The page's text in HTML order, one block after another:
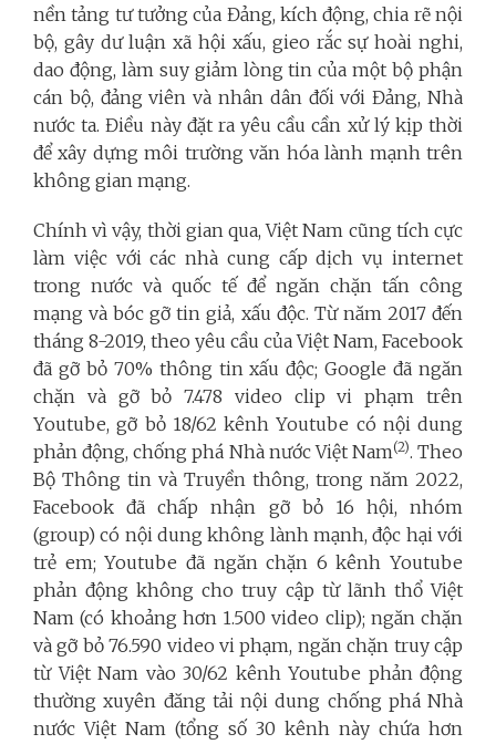
nền tảng tư tưởng của Đảng, kích động, chia rẽ nội
bộ, gây dư luận xã hội xấu, gieo rắc sự hoài nghi,
dao động, làm suy giảm lòng tin của một bộ phận
cán bộ, đảng viên và nhân dân đối với Đảng, Nhà
nước ta. Điều này đặt ra yêu cầu cần xử lý kịp thời
để xây dựng môi trường văn hóa lành mạnh trên
không gian mạng.
Chính vì vậy, thời gian qua, Việt Nam cũng tích cực
làm việc với các nhà cung cấp dịch vụ internet
trong nước và quốc tế để ngăn chặn tấn công
mạng và bóc gỡ tin giả, xấu độc. Từ năm 2017 đến
tháng 8-2019, theo yêu cầu của Việt Nam, Facebook
đã gỡ bỏ 70% thông tin xấu độc; Google đã ngăn
chặn và gỡ bỏ 7.478 video clip vi phạm trên
Youtube, gỡ bỏ 18/62 kênh Youtube có nội dung
phản động, chống phá Nhà nước Việt Nam(2). Theo
Bộ Thông tin và Truyền thông, trong năm 2022,
Facebook đã chấp nhận gỡ bỏ 16 hội, nhóm
(group) có nội dung không lành mạnh, độc hại với
trẻ em; Youtube đã ngăn chặn 6 kênh Youtube
phản động không cho truy cập từ lãnh thổ Việt
Nam (có khoảng hơn 1.500 video clip); ngăn chặn
và gỡ bỏ 76.590 video vi phạm, ngăn chặn truy cập
từ Việt Nam vào 30/62 kênh Youtube phản động
thường xuyên đăng tải nội dung chống phá Nhà
nước Việt Nam (tổng số 30 kênh này chứa hơn